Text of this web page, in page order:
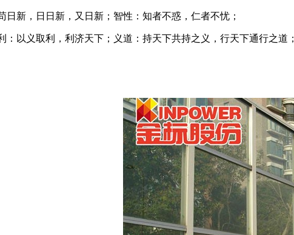
新，日日新，又日新；智性：知者不惑，仁者不忧；
：以义取利，利济天下；义道：持天下共持之义，行天下通行之道；